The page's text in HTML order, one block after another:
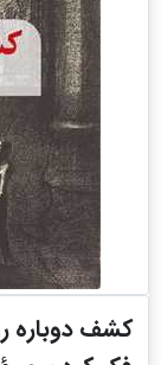
کشف دوباره